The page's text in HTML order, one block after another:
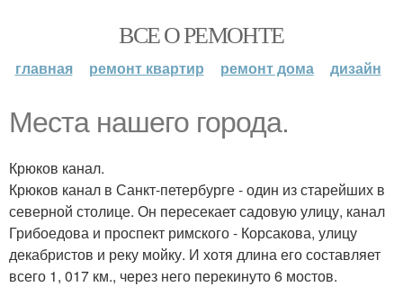
ВСЕ О РЕМОНТЕ
главная ремонт квартир ремонт дома дизайн
Места нашего города.
Крюков канал.
Крюков канал в Санкт-петербурге - один из старейших в
северной столице. Он пересекает садовую улицу, канал
Грибоедова и проспект римского - Корсакова, улицу
декабристов и реку мойку. И хотя длина его составляет
всего 1, 017 км., через него перекинуто 6 мостов.